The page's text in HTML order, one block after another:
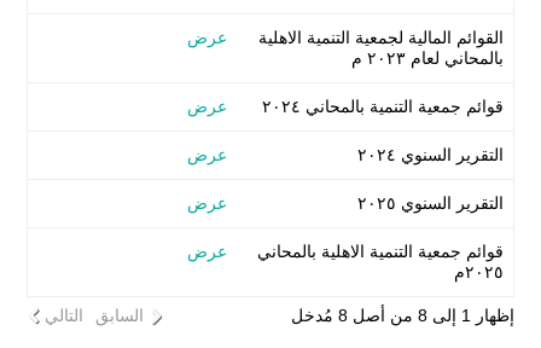
القوائم المالية لجمعية التنمية الاهلية
بالمحاني لعام ٢٠٢٣ م
عرض
قوائم جمعية التنمية بالمحاني ٢٠٢٤ عرض
التقرير السنوي ٢٠٢٤ عرض
التقرير السنوي ٢٠٢٥ عرض
قوائم جمعية التنمية الاهلية بالمحاني
٢٠٢٥م
عرض
إظهار 1 إلى 8 من أصل 8 مُدخل السابق التالي